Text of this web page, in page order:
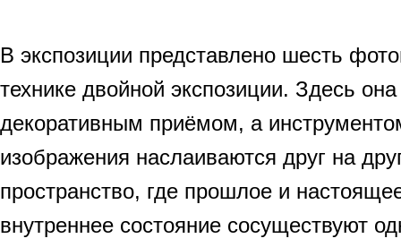
В экспозиции представлено шесть
технике двойной экспозиции. Здесь
декоративным приёмом, а
изображения наслаиваются друг на
пространство, где прошлое и
внутреннее состояние сосуществуют